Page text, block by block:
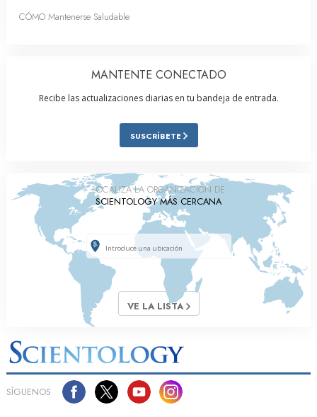
CÓMO Mantenerse Saludable
MANTENTE CONECTADO
Recibe las actualizaciones diarias en tu bandeja de entrada.
SUSCRÍBETE
LOCALIZA LA ORGANIZACIÓN DE
SCIENTOLOGY MÁS CERCANA
VE LA LISTA
SÍGUENOS